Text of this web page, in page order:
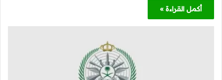
أكمل القراءة »